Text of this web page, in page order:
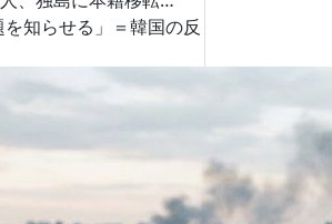
を知らせる」＝韓国の反